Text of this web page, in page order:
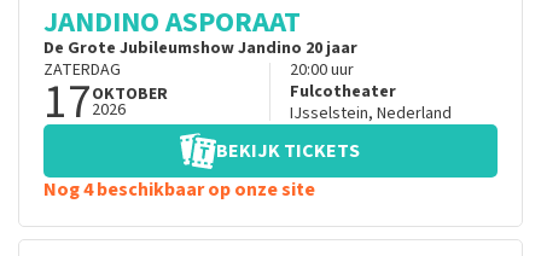
JANDINO ASPORAAT
De Grote Jubileumshow Jandino 20 jaar
ZATERDAG
17OKTOBER
2026
20:00uur
Fulcotheater
IJsselstein, Nederland
BEKIJK TICKETS
Nog 4 beschikbaar op onze site